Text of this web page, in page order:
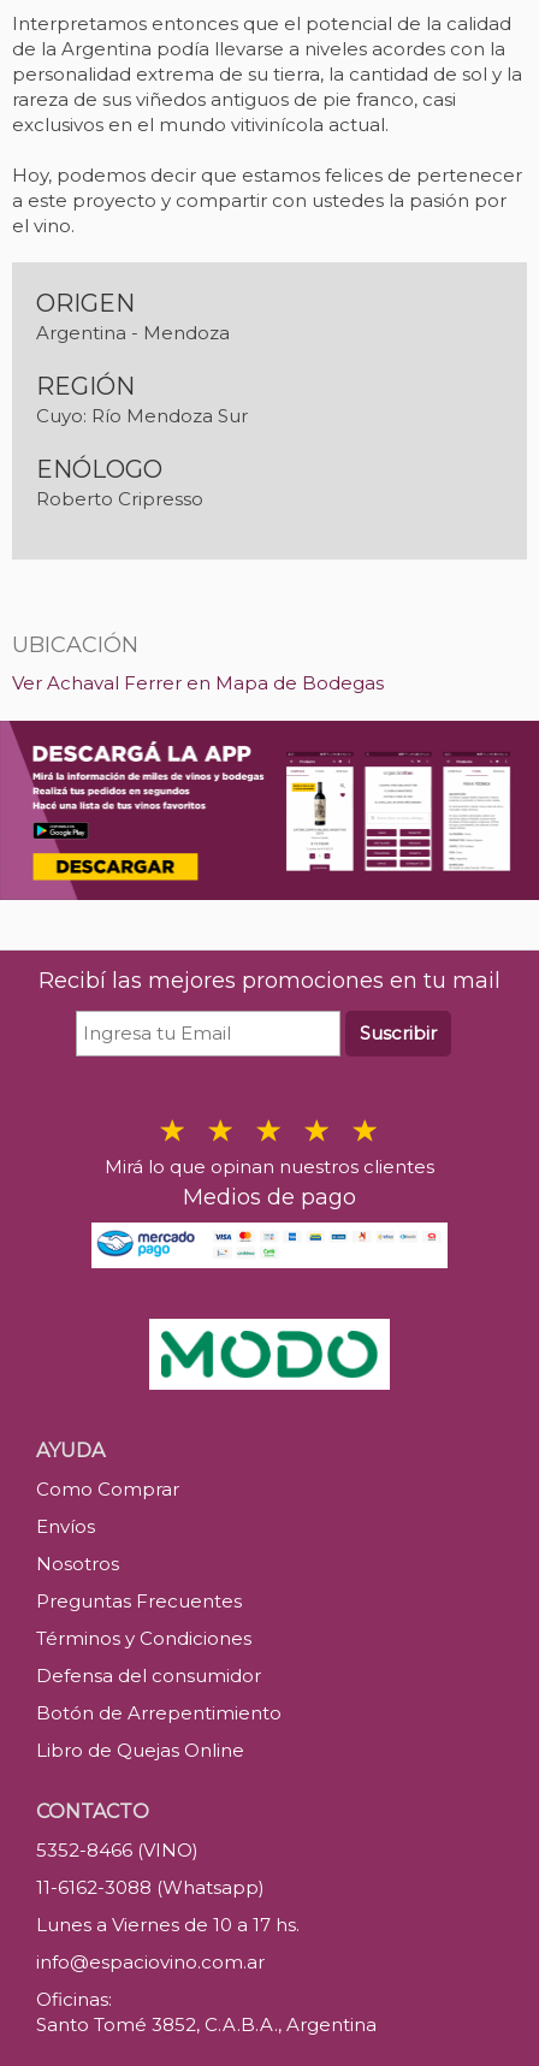
Interpretamos entonces que el potencial de la calidad
de la Argentina podía llevarse a niveles acordes con la
personalidad extrema de su tierra, la cantidad de sol y la
rareza de sus viñedos antiguos de pie franco, casi
exclusivos en el mundo vitivinícola actual.
Hoy, podemos decir que estamos felices de pertenecer
a este proyecto y compartir con ustedes la pasión por
el vino.
ORIGEN
Argentina - Mendoza
REGIÓN
Cuyo: Río Mendoza Sur
ENÓLOGO
Roberto Cripresso
UBICACIÓN
Ver Achaval Ferrer en Mapa de Bodegas
Recibí las mejores promociones en tu mail
Suscribir
Mirá lo que opinan nuestros clientes
Medios de pago
AYUDA
Como Comprar
Envíos
Nosotros
Preguntas Frecuentes
Términos y Condiciones
Defensa del consumidor
Botón de Arrepentimiento
Libro de Quejas Online
CONTACTO
5352-8466 (VINO)
11-6162-3088 (Whatsapp)
Lunes a Viernes de 10 a 17 hs.
info@espaciovino.com.ar
Oficinas:
Santo Tomé 3852, C.A.B.A., Argentina